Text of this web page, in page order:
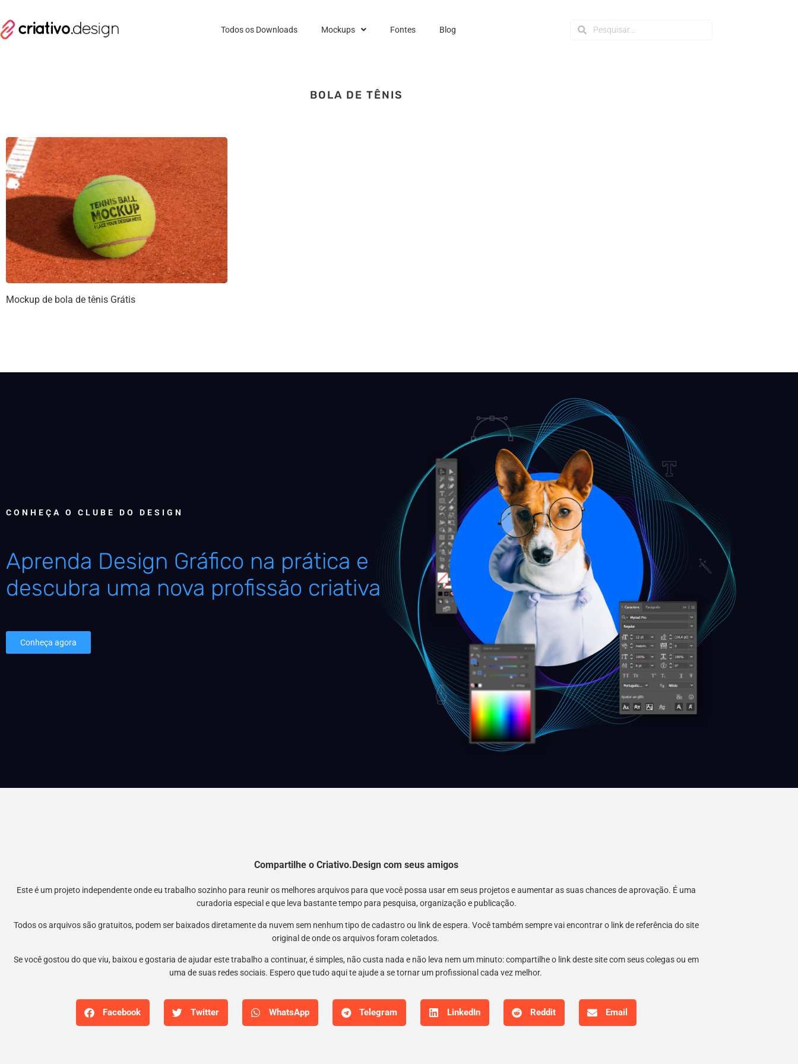
Todos os Downloads Mockups Fontes Blog
BOLA DE TÊNIS
Mockup de bola de tênis Grátis
CONHEÇA O CLUBE DO DESIGN
Aprenda Design Gráfico na prática e
descubra uma nova profissão criativa
Conheça agora
Compartilhe o Criativo.Design com seus amigos
Este é um projeto independente onde eu trabalho sozinho para reunir os melhores arquivos para que você possa usar em seus projetos e aumentar as suas chances de aprovação. É uma
curadoria especial e que leva bastante tempo para pesquisa, organização e publicação.
Todos os arquivos são gratuitos, podem ser baixados diretamente da nuvem sem nenhum tipo de cadastro ou link de espera. Você também sempre vai encontrar o link de referência do site
original de onde os arquivos foram coletados.
Se você gostou do que viu, baixou e gostaria de ajudar este trabalho a continuar, é simples, não custa nada e não leva nem um minuto: compartilhe o link deste site com seus colegas ou em
uma de suas redes sociais. Espero que tudo aqui te ajude a se tornar um profissional cada vez melhor.
Facebook Twitter WhatsApp Telegram LinkedIn Reddit Email